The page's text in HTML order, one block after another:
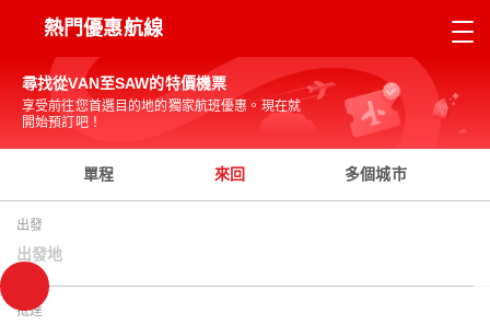
熱門優惠航線
尋找從VAN至SAW的特價機票
享受前往您首選目的地的獨家航班優惠。現在就
開始預訂吧！
單程 來回 多個城市
出發
出發地
抵達